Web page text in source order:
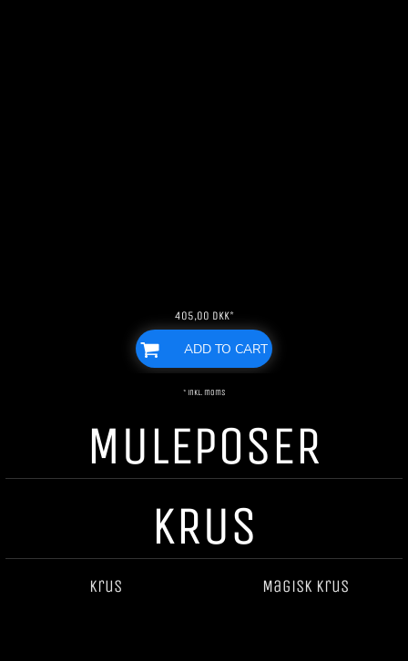
405,00 DKK*
ADD TO CART
* inkl. moms
MULEPOSER
KRUS
Krus Magisk krus